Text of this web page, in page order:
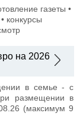
газеты •
• конкурсы
на 2026
в семье - с
размещении в
(максимум 9